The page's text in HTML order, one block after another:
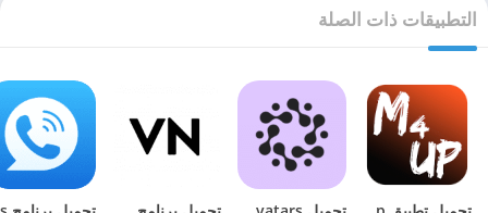
التطبيقات ذات الصلة